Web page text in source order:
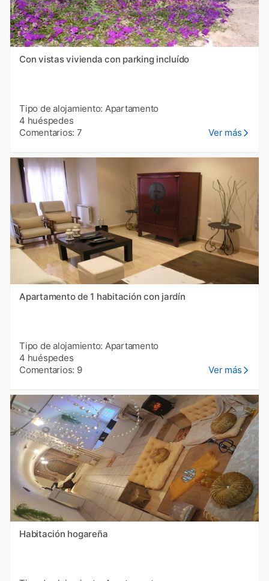
Con vistas vivienda con parking incluído
Tipo de alojamiento: Apartamento
4 huéspedes
Comentarios: 7
Ver más
Apartamento de 1 habitación con jardín
Tipo de alojamiento: Apartamento
4 huéspedes
Comentarios: 9
Ver más
Habitación hogareña